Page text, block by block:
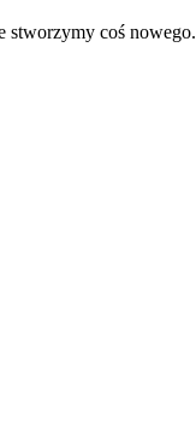
stworzymy coś nowego.